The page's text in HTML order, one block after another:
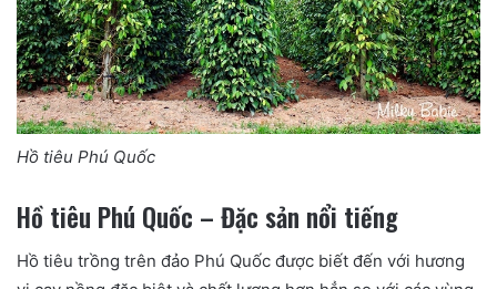
Hồ tiêu Phú Quốc
Hồ tiêu Phú Quốc – Đặc sản nổi tiếng
Hồ tiêu trồng trên đảo Phú Quốc được biết đến với hương